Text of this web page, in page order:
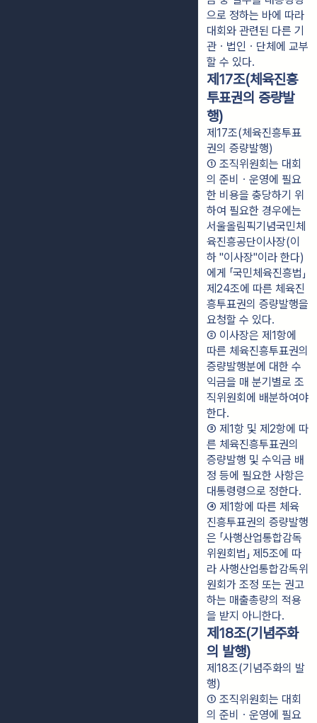
으로 정하는 바에 따라
대회와 관련된 다른 기
관ㆍ법인ㆍ단체에 교부
할 수 있다.
제17조(체육진흥
투표권의 증량발
행)
제17조(체육진흥투표
권의 증량발행)
① 조직위원회는 대회
의 준비ㆍ운영에 필요
한 비용을 충당하기 위
하여 필요한 경우에는
서울올림픽기념국민체
육진흥공단이사장(이
하 "이사장"이라 한다)
에게 「국민체육진흥법」
제24조에 따른 체육진
흥투표권의 증량발행을
요청할 수 있다.
② 이사장은 제1항에
따른 체육진흥투표권의
증량발행분에 대한 수
익금을 매 분기별로 조
직위원회에 배분하여야
한다.
③ 제1항 및 제2항에 따
른 체육진흥투표권의
증량발행 및 수익금 배
정 등에 필요한 사항은
대통령령으로 정한다.
④ 제1항에 따른 체육
진흥투표권의 증량발행
은 「사행산업통합감독
위원회법」 제5조에 따
라 사행산업통합감독위
원회가 조정 또는 권고
하는 매출총량의 적용
을 받지 아니한다.
제18조(기념주화
의 발행)
제18조(기념주화의 발
행)
① 조직위원회는 대회
의 준비ㆍ운영에 필요